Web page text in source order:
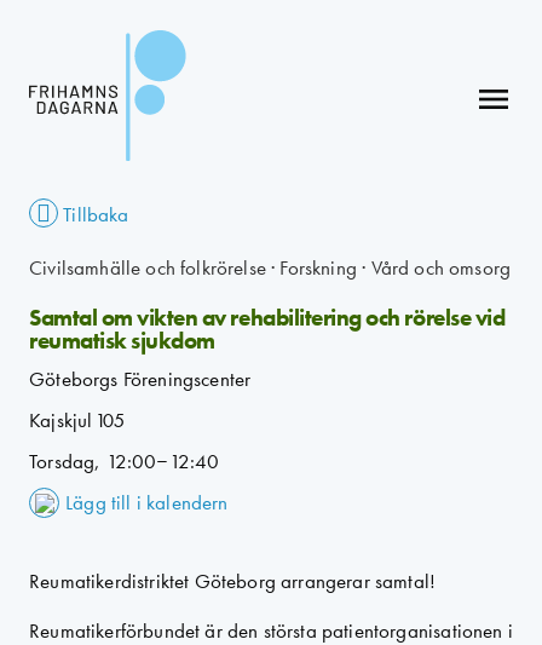
menu
Tillbaka
Civilsamhälle och folkrörelse· Forskning · Vård och omsorg
Samtal om vikten av rehabilitering och rörelse vid
reumatisk sjukdom
Göteborgs Föreningscenter
Kajskjul 105
Torsdag, 12:00–12:40
Lägg till i kalendern
Reumatikerdistriktet Göteborg arrangerar samtal!
Reumatikerförbundet är den största patientorganisationen i